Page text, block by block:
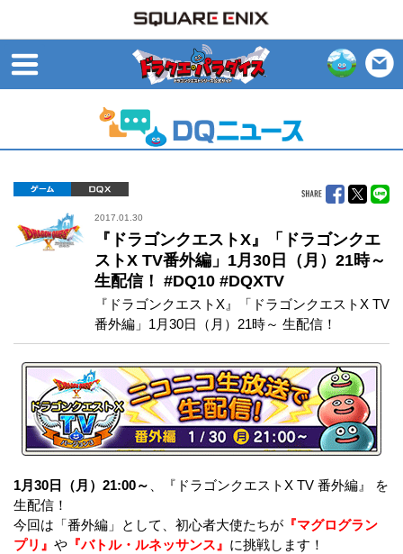
ゲーム
2017.01.30
『ドラゴンクエストX』「ドラゴンクエ
ストX TV番外編」1月30日（月）21時～
生配信！ #DQ10 #DQXTV
『ドラゴンクエストX』「ドラゴンクエストX TV
番外編」1月30日（月）21時～ 生配信！
1月30日（月）21:00～
、『ドラゴンクエストX TV 番外編』 を
生配信！
今回は「番外編」として、初心者大使たちが 『マグログラン
プリ』 や 『バトル・ルネッサンス』 に挑戦します！